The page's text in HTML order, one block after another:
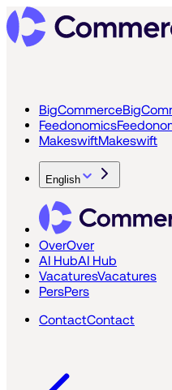
BigCommerce
Feedonomics
MakeswiftMakeswift
English
OverOver
AI HubAI Hub
VacaturesVacatures
PersPers
ContactContact